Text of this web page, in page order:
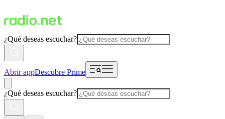
¿Qué deseas escuchar?
Abrir appDescubre Prime
¿Qué deseas escuchar?